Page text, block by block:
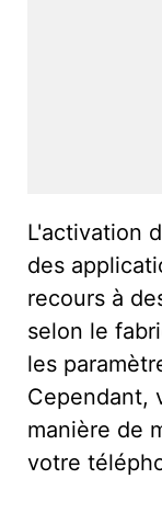
L'activation
des
recours à
selon le
les
Cependant,
manière de
votre